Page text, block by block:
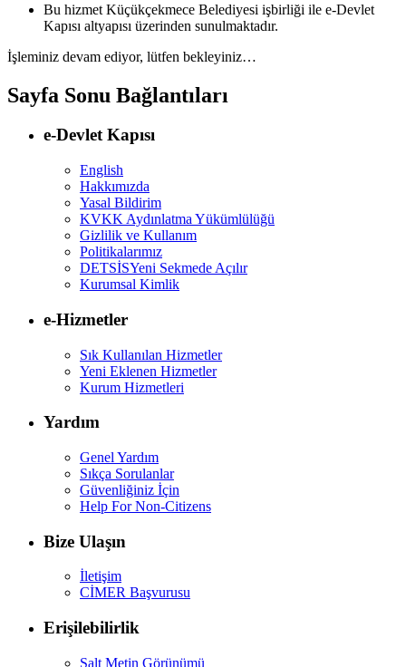
Bu hizmet Küçükçekmece Belediyesi işbirliği ile e-Devlet
Kapısı altyapısı üzerinden sunulmaktadır.
İşleminiz devam ediyor, lütfen bekleyiniz…
Sayfa Sonu Bağlantıları
e-Devlet Kapısı
English
Hakkımızda
Yasal Bildirim
KVKK Aydınlatma Yükümlülüğü
Gizlilik ve Kullanım
Politikalarımız
DETSİSYeni Sekmede Açılır
Kurumsal Kimlik
e-Hizmetler
Sık Kullanılan Hizmetler
Yeni Eklenen Hizmetler
Kurum Hizmetleri
Yardım
Genel Yardım
Sıkça Sorulanlar
Güvenliğiniz İçin
Help For Non-Citizens
Bize Ulaşın
İletişim
CİMER Başvurusu
Erişilebilirlik
Salt Metin Görünümü